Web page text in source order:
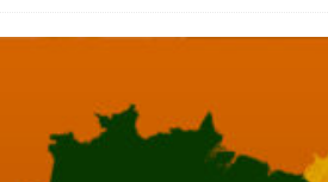
com uma Praça em Ramos
com os Povos das Águas
da Feira da Praia do